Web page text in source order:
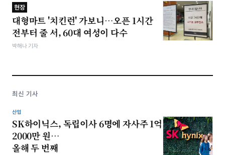
현장
대형마트 '치킨런' 가보니…오픈 1시간
전부터 줄 서, 60대 여성이 다수
박해나 기자
최신 기사
산업
SK하이닉스, 독립이사 6명에 자사주 1억
2000만 원…
올해 두 번째